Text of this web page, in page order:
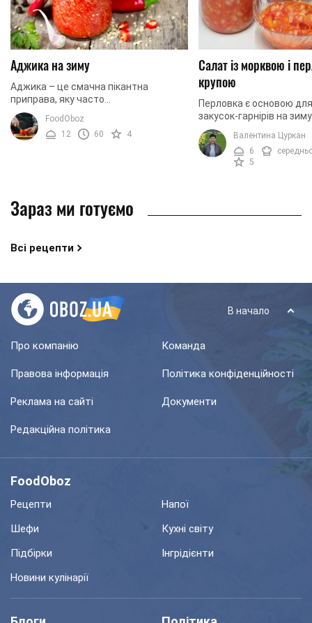
Аджика на зиму
Аджика – це смачна пікантна
приправа, яку часто
використовували до основних страв
або до хліба. Вона достатньо пекуча,
але це надає їй особливо ...
FoodOboz
12
60 4
Салат із морквою і
крупою
Перловка є основою
закусок-гарнірів на
простий, але дуже
овочів із перловкою в
року позбавить ...
Валентина Цуркан
6
5
Зараз ми готуємо
Всі рецепти
В начало
Про компанію Команда
Правова інформація Політика конфіденційності
Реклама на сайті Документи
Редакційна політика
FoodOboz
Рецепти
Напої
Шефи
Кухні світу
Підбірки
Інгрідієнти
Новини кулінарії